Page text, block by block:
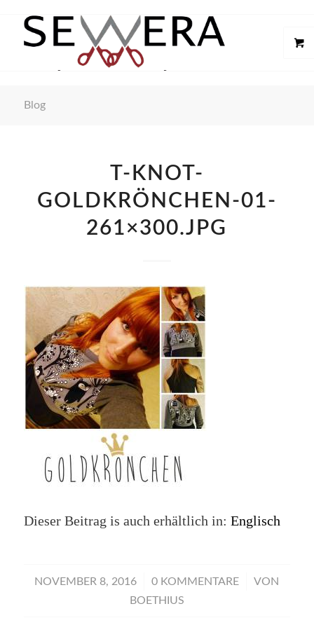
Blog
T-KNOT-
GOLDKRÖNCHEN-01-
261×300.JPG
Dieser Beitrag is auch erhältlich in: Englisch
NOVEMBER 8, 2016
/ 0 KOMMENTARE
/
VON
BOETHIUS